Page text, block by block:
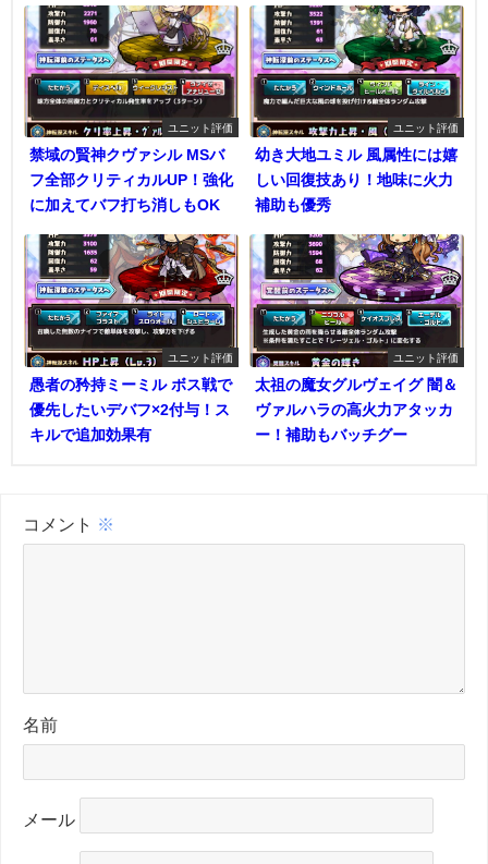
ユニット評価
禁域の賢神クヴァシル MSバ
フ全部クリティカルUP！強化
に加えてバフ打ち消しもOK
ユニット評価
幼き大地ユミル 風属性には嬉
しい回復技あり！地味に火力
補助も優秀
ユニット評価
愚者の矜持ミーミル ボス戦で
優先したいデバフ×2付与！ス
キルで追加効果有
ユニット評価
太祖の魔女グルヴェイグ 闇＆
ヴァルハラの高火力アタッカ
ー！補助もバッチグー
コメント ※
名前
メール